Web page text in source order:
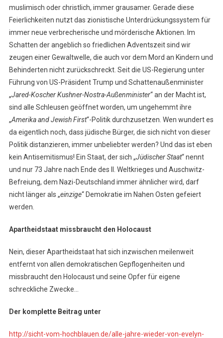
muslimisch oder christlich, immer grausamer. Gerade diese
Feierlichkeiten nutzt das zionistische Unterdrückungssystem für
immer neue verbrecherische und mörderische Aktionen. Im
Schatten der angeblich so friedlichen Adventszeit sind wir
zeugen einer Gewaltwelle, die auch vor dem Mord an Kindern und
Behinderten nicht zurückschreckt. Seit die US-Regierung unter
Führung von US-Präsident Trump und Schattenaußenminister
„Jared-Koscher Kushner-Nostra-Außenminister“ an der Macht ist,
sind alle Schleusen geöffnet worden, um ungehemmt ihre
„Amerika and Jewish First“-Politik durchzusetzen. Wen wundert es
da eigentlich noch, dass jüdische Bürger, die sich nicht von dieser
Politik distanzieren, immer unbeliebter werden? Und das ist eben
kein Antisemitismus! Ein Staat, der sich „Jüdischer Staat“ nennt
und nur 73 Jahre nach Ende des II. Weltkrieges und Auschwitz-
Befreiung, dem Nazi-Deutschland immer ähnlicher wird, darf
nicht länger als „einzige“ Demokratie im Nahen Osten gefeiert
werden.
Apartheidstaat missbraucht den Holocaust
Nein, dieser Apartheidstaat hat sich inzwischen meilenweit
entfernt von allen demokratischen Gepflogenheiten und
missbraucht den Holocaust und seine Opfer für eigene
schreckliche Zwecke…
Der komplette Beitrag unter
http://sicht-vom-hochblauen.de/alle-jahre-wieder-von-evelyn-